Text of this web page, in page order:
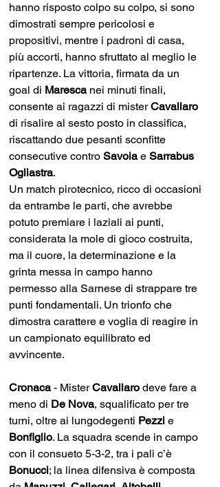
hanno risposto colpo su colpo, si sono
dimostrati sempre pericolosi e
propositivi, mentre i padroni di casa,
più accorti, hanno sfruttato al meglio le
ripartenze. La vittoria, firmata da un
goal di Maresca nei minuti finali,
consente ai ragazzi di mister Cavallaro
di risalire al sesto posto in classifica,
riscattando due pesanti sconfitte
consecutive contro Savoia e Sarrabus
Ogliastra.
Un match pirotecnico, ricco di occasioni
da entrambe le parti, che avrebbe
potuto premiare i laziali ai punti,
considerata la mole di gioco costruita,
ma il cuore, la determinazione e la
grinta messa in campo hanno
permesso alla Sarnese di strappare tre
punti fondamentali. Un trionfo che
dimostra carattere e voglia di reagire in
un campionato equilibrato ed
avvincente.
Cronaca - Mister Cavallaro deve fare a
meno di De Nova, squalificato per tre
turni, oltre ai lungodegenti Pezzi e
Bonfiglio. La squadra scende in campo
con il consueto 5-3-2, tra i pali c’è
Bonucci; la linea difensiva è composta